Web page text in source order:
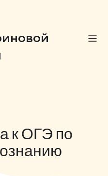
к ОГЭ по